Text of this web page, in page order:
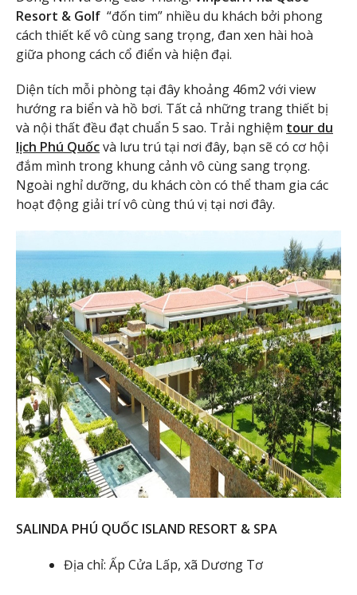
Resort & Golf “đốn tim” nhiều du khách bởi phong
cách thiết kế vô cùng sang trọng, đan xen hài hoà
giữa phong cách cổ điển và hiện đại.
Diện tích mỗi phòng tại đây khoảng 46m2 với view
hướng ra biển và hồ bơi. Tất cả những trang thiết bị
và nội thất đều đạt chuẩn 5 sao. Trải nghiệm tour du
lịch Phú Quốcvà lưu trú tại nơi đây, bạn sẽ có cơ hội
đắm mình trong khung cảnh vô cùng sang trọng.
Ngoài nghỉ dưỡng, du khách còn có thể tham gia các
hoạt động giải trí vô cùng thú vị tại nơi đây.
SALINDA PHÚ QUỐC ISLAND RESORT & SPA
Địa chỉ: Ấp Cửa Lấp, xã Dương Tơ